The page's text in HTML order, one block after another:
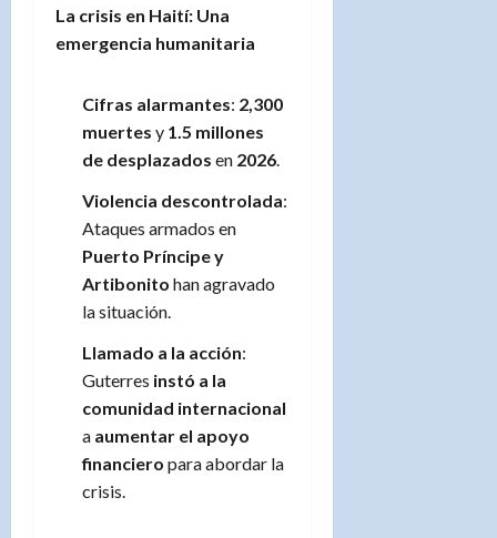
La crisis en Haití: Una
emergencia humanitaria
Cifras alarmantes: 2,300
muertes y 1.5 millones
de desplazados en 2026.
Violencia descontrolada:
Ataques armados en
Puerto Príncipe y
Artibonito han agravado
la situación.
Llamado a la acción:
Guterres instó a la
comunidad internacional
a aumentar el apoyo
financiero para abordar la
crisis.